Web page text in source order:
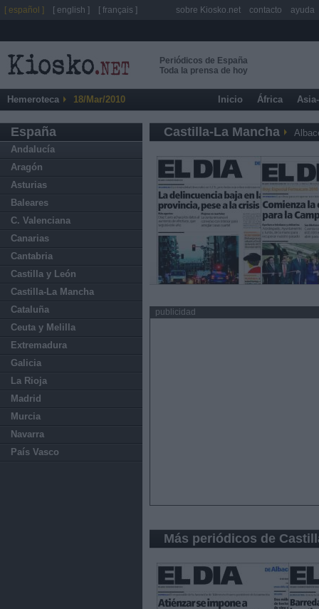
Periódicos de España
Toda la prensa de hoy
Hemeroteca 18/Mar/2010 Inicio África
España
Andalucía
Aragón
Asturias
Baleares
C. Valenciana
Canarias
Cantabria
Castilla y León
Castilla-La Mancha
Cataluña
Ceuta y Melilla
Extremadura
Galicia
La Rioja
Madrid
Murcia
Navarra
País Vasco
Castilla-La Mancha
publicidad
Más periódicos de
[ español ] [ english ] [ français ] sobre Kiosko.net contacto ayuda